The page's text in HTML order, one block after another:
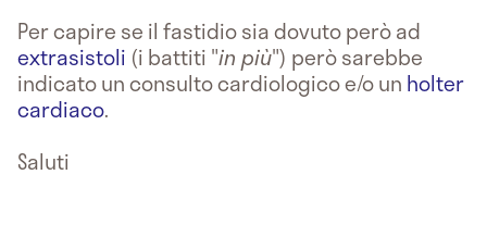
Per capire se il fastidio sia dovuto però ad
extrasistoli (i battiti "in più") però sarebbe
indicato un consulto cardiologico e/o un holter
cardiaco.
Saluti